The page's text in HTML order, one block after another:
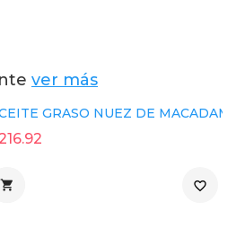
ver más
GRASO NUEZ DE
 favorite_border